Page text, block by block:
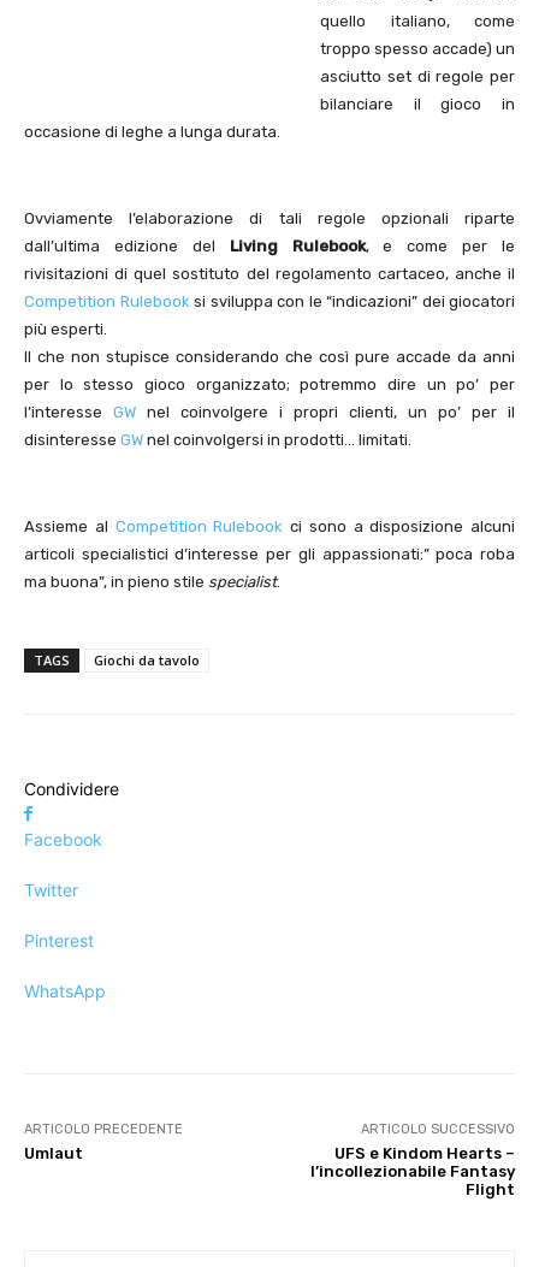
quello italiano, come
troppo spesso accade) un
asciutto set di regole per
bilanciare il gioco in
occasione di leghe a lunga durata.
Ovviamente l’elaborazione di tali regole opzionali riparte
dall’ultima edizione del Living Rulebook, e come per le
rivisitazioni di quel sostituto del regolamento cartaceo, anche il
Competition Rulebook si sviluppa con le “indicazioni” dei giocatori
più esperti.
Il che non stupisce considerando che così pure accade da anni
per lo stesso gioco organizzato; potremmo dire un po’ per
l’interesse GW nel coinvolgere i propri clienti, un po’ per il
disinteresse GW nel coinvolgersi in prodotti… limitati.
Assieme al Competition Rulebook ci sono a disposizione alcuni
articoli specialistici d’interesse per gli appassionati:” poca roba
ma buona”, in pieno stile specialist.
TAGS Giochi da tavolo
Condividere
Facebook
Twitter
Pinterest
WhatsApp
ARTICOLO PRECEDENTE
Umlaut
ARTICOLO SUCCESSIVO
UFS e Kindom Hearts –
l’incollezionabile Fantasy
Flight